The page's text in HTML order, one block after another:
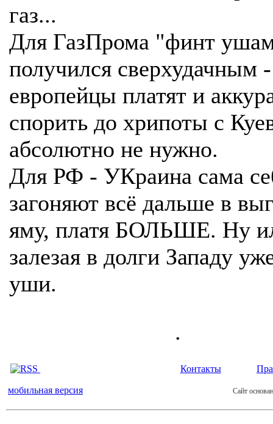
газ...
Для ГазПрома "финт
получился сверхудачным -
европейцы платят и
спорить до хрипоты с
абсолютно не нужно.
Для РФ - УКраина сама
загоняют всё дальше в
яму, платя БОЛЬШЕ. Ну
залезая в долги Западу
уши.
.
Контакты
мобильная версия Сайт